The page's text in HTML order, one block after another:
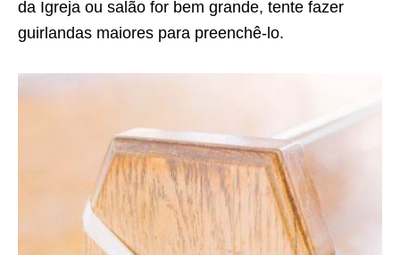
da Igreja ou salão for bem grande, tente fazer
guirlandas maiores para preenchê-lo.